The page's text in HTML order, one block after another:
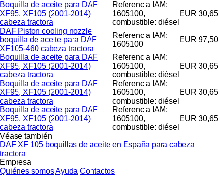
Boquilla de aceite para DAF
XF95, XF105 (2001-2014)
cabeza tractora
Referencia IAM:
1605100,
combustible: diésel
EUR 30,65
DAF Piston cooling nozzle
boquilla de aceite para DAF
XF105-460 cabeza tractora
Referencia IAM:
1605100
EUR 97,50
Boquilla de aceite para DAF
XF95, XF105 (2001-2014)
cabeza tractora
Referencia IAM:
1605100,
combustible: diésel
EUR 30,65
Boquilla de aceite para DAF
XF95, XF105 (2001-2014)
cabeza tractora
Referencia IAM:
1605100,
combustible: diésel
EUR 30,65
Boquilla de aceite para DAF
XF95, XF105 (2001-2014)
cabeza tractora
Referencia IAM:
1605100,
combustible: diésel
EUR 30,65
Véase también
DAF XF 105 boquillas de aceite en España para cabeza
tractora
Empresa
Quiénes somosAyuda Contactos